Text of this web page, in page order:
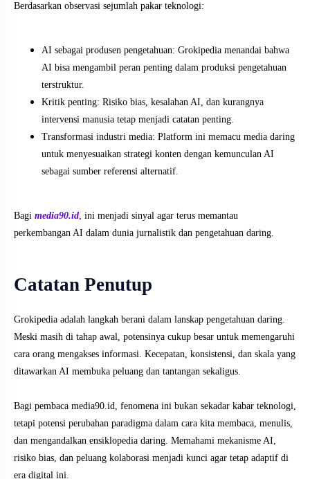
Berdasarkan observasi sejumlah pakar teknologi:
AI sebagai produsen pengetahuan: Grokipedia menandai bahwa
AI bisa mengambil peran penting dalam produksi pengetahuan
terstruktur.
Kritik penting: Risiko bias, kesalahan AI, dan kurangnya
intervensi manusia tetap menjadi catatan penting.
Transformasi industri media: Platform ini memacu media daring
untuk menyesuaikan strategi konten dengan kemunculan AI
sebagai sumber referensi alternatif.
Bagi media90.id, ini menjadi sinyal agar terus memantau
perkembangan AI dalam dunia jurnalistik dan pengetahuan daring.
Catatan Penutup
Grokipedia adalah langkah berani dalam lanskap pengetahuan daring.
Meski masih di tahap awal, potensinya cukup besar untuk memengaruhi
cara orang mengakses informasi. Kecepatan, konsistensi, dan skala yang
ditawarkan AI membuka peluang dan tantangan sekaligus.
Bagi pembaca media90.id, fenomena ini bukan sekadar kabar teknologi,
tetapi potensi perubahan paradigma dalam cara kita membaca, menulis,
dan mengandalkan ensiklopedia daring. Memahami mekanisme AI,
risiko bias, dan peluang kolaborasi menjadi kunci agar tetap adaptif di
era digital ini.